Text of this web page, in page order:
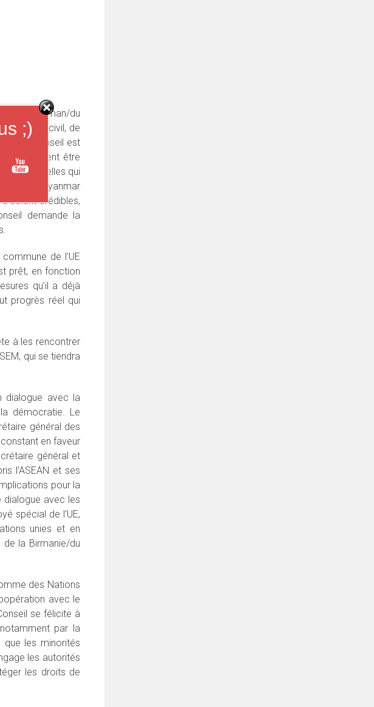
birman/du
et civil, de
Le Conseil est
ne peuvent être
compris celles qui
du Myanmar
soient crédibles,
demande la
de l’UE
prêt, en fonction
qu’il a déjà
progrès réel qui
à les rencontrer
qui se tiendra
dialogue avec la
démocratie. Le
général des
en faveur
général et
l’ASEAN et ses
pour la
dialogue avec les
spécial de l’UE,
unies et en
la Birmanie/du
des Nations
avec le
se félicite à
par la
que les minorités
les autorités
les droits de
;)